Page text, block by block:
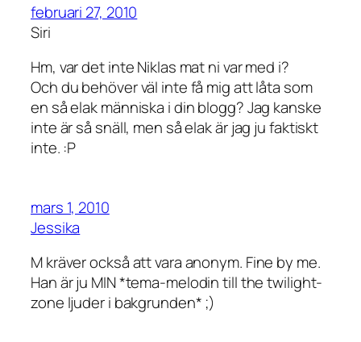
februari 27, 2010
Siri
Hm, var det inte Niklas mat ni var med i?
Och du behöver väl inte få mig att låta som
en så elak människa i din blogg? Jag kanske
inte är så snäll, men så elak är jag ju faktiskt
inte. :P
mars 1, 2010
Jessika
M kräver också att vara anonym. Fine by me.
Han är ju MIN *tema-melodin till the twilight-
zone ljuder i bakgrunden* ;)